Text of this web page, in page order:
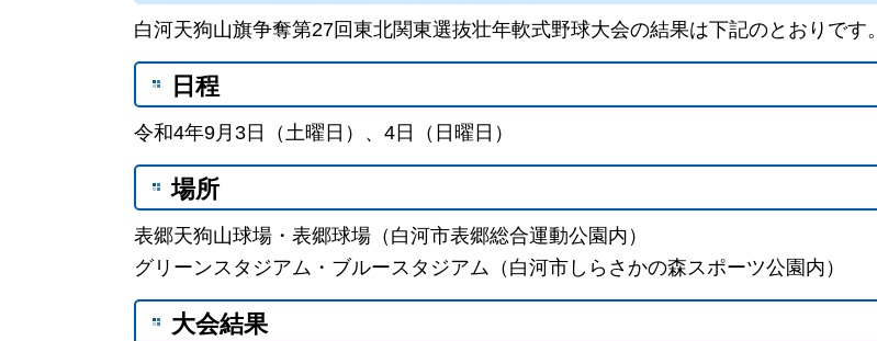
白河天狗山旗争奪第27回東北関東選抜壮年軟式野球大会の結果は下記のとおりです。
日程
令和4年9月3日（土曜日）、4日（日曜日）
場所
表郷天狗山球場・表郷球場（白河市表郷総合運動公園内）
グリーンスタジアム・ブルースタジアム（白河市しらさかの森スポーツ公園内）
大会結果